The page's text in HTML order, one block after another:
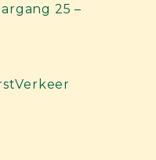
25 –
Verkeer